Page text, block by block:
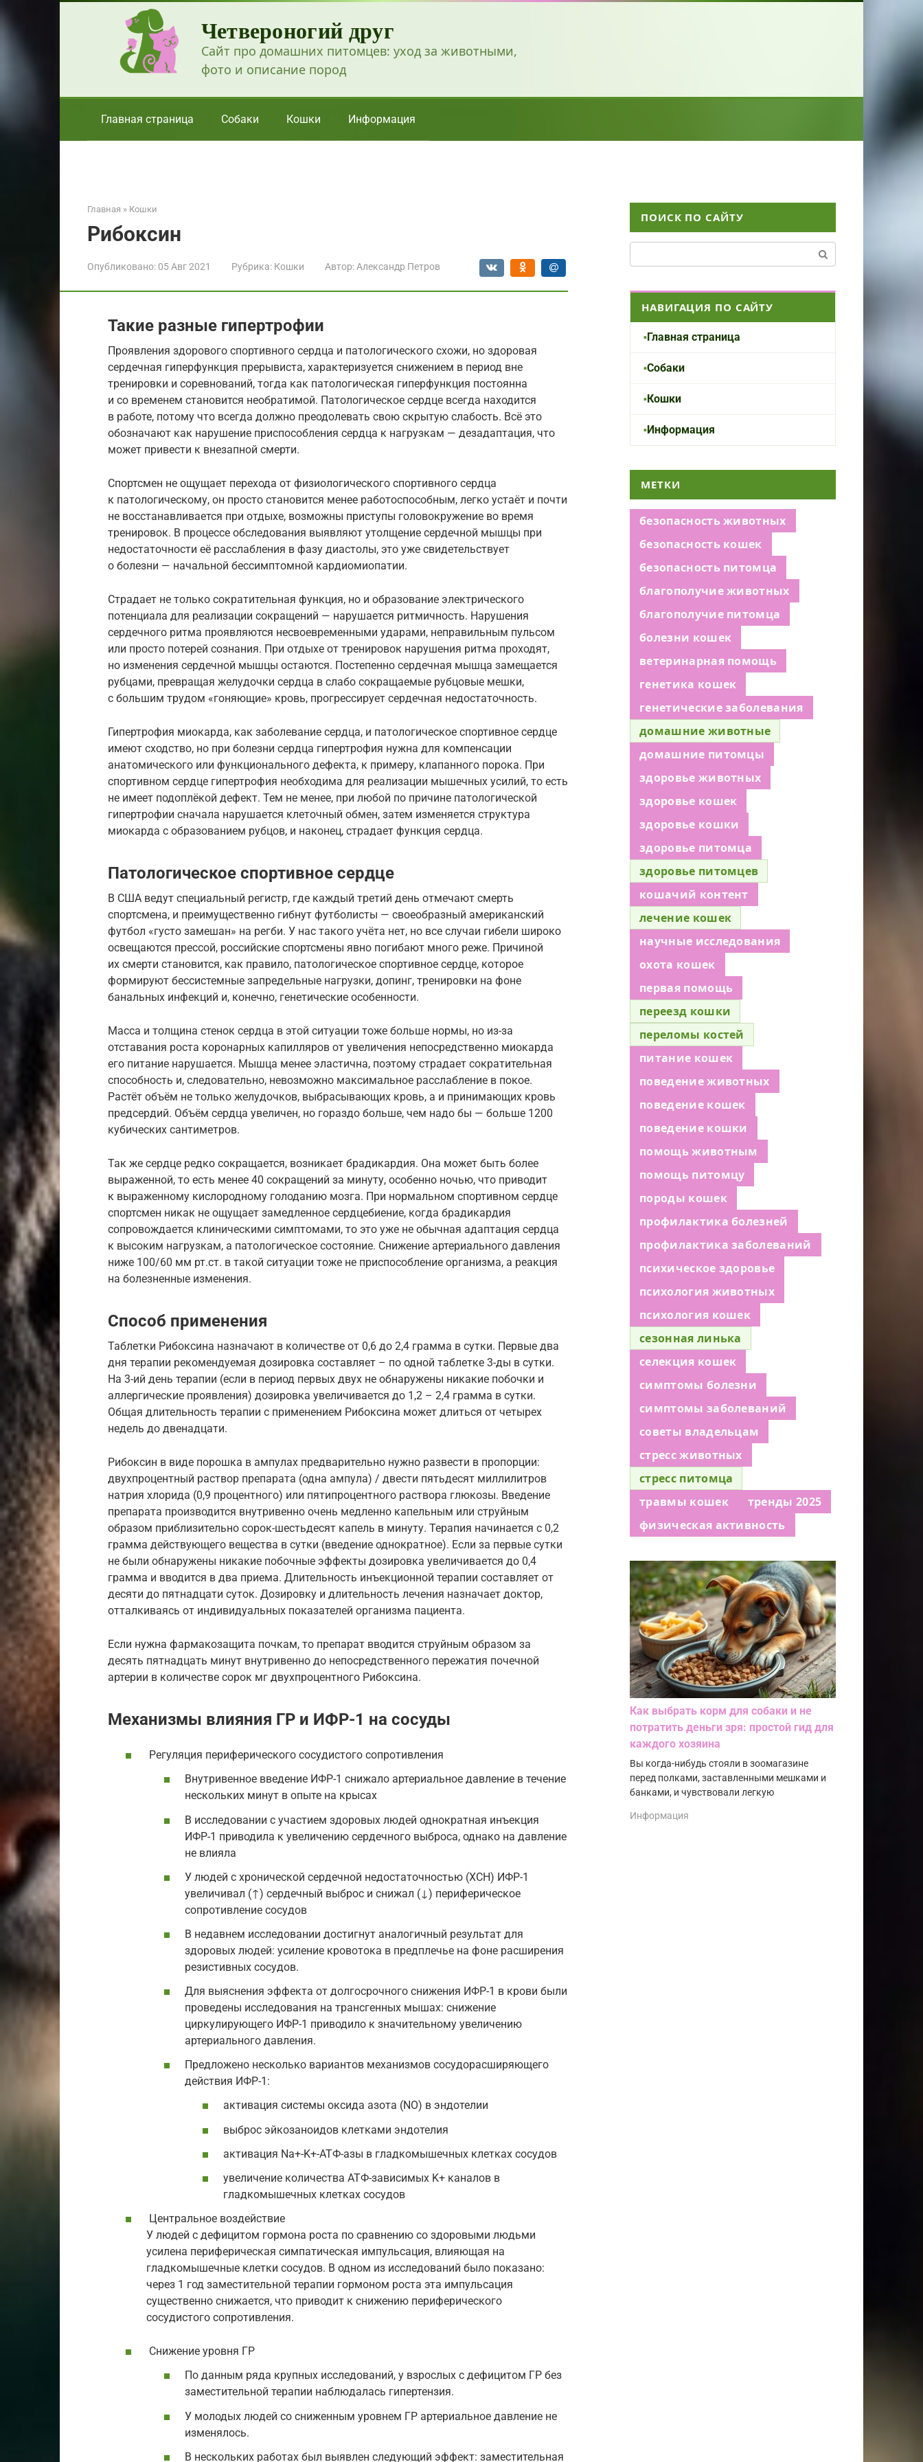
Четвероногий друг
Сайт про домашних питомцев: уход за животными,
фото и описание пород
Главная страница Собаки Кошки Информация
Главная » Кошки
Рибоксин
Опубликовано: 05 Авг 2021 Рубрика: Кошки Автор: Александр Петров
Такие разные гипертрофии
Проявления здорового спортивного сердца и патологического схожи, но здоровая
сердечная гиперфункция прерывиста, характеризуется снижением в период вне
тренировки и соревнований, тогда как патологическая гиперфункция постоянна
и со временем становится необратимой. Патологическое сердце всегда находится
в работе, потому что всегда должно преодолевать свою скрытую слабость. Всё это
обозначают как нарушение приспособления сердца к нагрузкам — дезадаптация, что
может привести к внезапной смерти.
Спортсмен не ощущает перехода от физиологического спортивного сердца
к патологическому, он просто становится менее работоспособным, легко устаёт и почти
не восстанавливается при отдыхе, возможны приступы головокружение во время
тренировок. В процессе обследования выявляют утолщение сердечной мышцы при
недостаточности её расслабления в фазу диастолы, это уже свидетельствует
о болезни — начальной бессимптомной кардиомиопатии.
Страдает не только сократительная функция, но и образование электрического
потенциала для реализации сокращений — нарушается ритмичность. Нарушения
сердечного ритма проявляются несвоевременными ударами, неправильным пульсом
или просто потерей сознания. При отдыхе от тренировок нарушения ритма проходят,
но изменения сердечной мышцы остаются. Постепенно сердечная мышца замещается
рубцами, превращая желудочки сердца в слабо сокращаемые рубцовые мешки,
с большим трудом «гоняющие» кровь, прогрессирует сердечная недостаточность.
Гипертрофия миокарда, как заболевание сердца, и патологическое спортивное сердце
имеют сходство, но при болезни сердца гипертрофия нужна для компенсации
анатомического или функционального дефекта, к примеру, клапанного порока. При
спортивном сердце гипертрофия необходима для реализации мышечных усилий, то есть
не имеет подоплёкой дефект. Тем не менее, при любой по причине патологической
гипертрофии сначала нарушается клеточный обмен, затем изменяется структура
миокарда с образованием рубцов, и наконец, страдает функция сердца.
Патологическое спортивное сердце
В США ведут специальный регистр, где каждый третий день отмечают смерть
спортсмена, и преимущественно гибнут футболисты — своеобразный американский
футбол «густо замешан» на регби. У нас такого учёта нет, но все случаи гибели широко
освещаются прессой, российские спортсмены явно погибают много реже. Причиной
их смерти становится, как правило, патологическое спортивное сердце, которое
формируют бессистемные запредельные нагрузки, допинг, тренировки на фоне
банальных инфекций и, конечно, генетические особенности.
Масса и толщина стенок сердца в этой ситуации тоже больше нормы, но из-за
отставания роста коронарных капилляров от увеличения непосредственно миокарда
его питание нарушается. Мышца менее эластична, поэтому страдает сократительная
способность и, следовательно, невозможно максимальное расслабление в покое.
Растёт объём не только желудочков, выбрасывающих кровь, а и принимающих кровь
предсердий. Объём сердца увеличен, но гораздо больше, чем надо бы — больше 1200
кубических сантиметров.
Так же сердце редко сокращается, возникает брадикардия. Она может быть более
выраженной, то есть менее 40 сокращений за минуту, особенно ночью, что приводит
к выраженному кислородному голоданию мозга. При нормальном спортивном сердце
спортсмен никак не ощущает замедленное сердцебиение, когда брадикардия
сопровождается клиническими симптомами, то это уже не обычная адаптация сердца
к высоким нагрузкам, а патологическое состояние. Снижение артериального давления
ниже 100/60 мм рт.ст. в такой ситуации тоже не приспособление организма, а реакция
на болезненные изменения.
Способ применения
Таблетки Рибоксина назначают в количестве от 0,6 до 2,4 грамма в сутки. Первые два
дня терапии рекомендуемая дозировка составляет – по одной таблетке 3-ды в сутки.
На 3-ий день терапии (если в период первых двух не обнаружены никакие побочки и
аллергические проявления) дозировка увеличивается до 1,2 – 2,4 грамма в сутки.
Общая длительность терапии с применением Рибоксина может длиться от четырех
недель до двенадцати.
Рибоксин в виде порошка в ампулах предварительно нужно развести в пропорции:
двухпроцентный раствор препарата (одна ампула) / двести пятьдесят миллилитров
натрия хлорида (0,9 процентного) или пятипроцентного раствора глюкозы. Введение
препарата производится внутривенно очень медленно капельным или струйным
образом приблизительно сорок-шестьдесят капель в минуту. Терапия начинается с 0,2
грамма действующего вещества в сутки (введение однократное). Если за первые сутки
не были обнаружены никакие побочные эффекты дозировка увеличивается до 0,4
грамма и вводится в два приема. Длительность инъекционной терапии составляет от
десяти до пятнадцати суток. Дозировку и длительность лечения назначает доктор,
отталкиваясь от индивидуальных показателей организма пациента.
Если нужна фармакозащита почкам, то препарат вводится струйным образом за
десять пятнадцать минут внутривенно до непосредственного пережатия почечной
артерии в количестве сорок мг двухпроцентного Рибоксина.
Механизмы влияния ГР и ИФР-1 на сосуды
Регуляция периферического сосудистого сопротивления
Внутривенное введение ИФР-1 снижало артериальное давление в течение
нескольких минут в опыте на крысах
В исследовании с участием здоровых людей однократная инъекция
ИФР-1 приводила к увеличению сердечного выброса, однако на давление
не влияла
У людей с хронической сердечной недостаточностью (ХСН) ИФР-1
увеличивал (↑) сердечный выброс и снижал (↓) периферическое
сопротивление сосудов
В недавнем исследовании достигнут аналогичный результат для
здоровых людей: усиление кровотока в предплечье на фоне расширения
резистивных сосудов.
Для выяснения эффекта от долгосрочного снижения ИФР-1 в крови были
проведены исследования на трансгенных мышах: снижение
циркулирующего ИФР-1 приводило к значительному увеличению
артериального давления.
Предложено несколько вариантов механизмов сосудорасширяющего
действия ИФР-1:
активация системы оксида азота (NO) в эндотелии
выброс эйкозаноидов клетками эндотелия
активация Na+-K+-АТФ-азы в гладкомышечных клетках сосудов
увеличение количества АТФ-зависимых K+ каналов в
гладкомышечных клетках сосудов
Центральное воздействие
У людей с дефицитом гормона роста по сравнению со здоровыми людьми
усилена периферическая симпатическая импульсация, влияющая на
гладкомышечные клетки сосудов. В одном из исследований было показано:
через 1 год заместительной терапии гормоном роста эта импульсация
существенно снижается, что приводит к снижению периферического
сосудистого сопротивления.
Снижение уровня ГР
По данным ряда крупных исследований, у взрослых с дефицитом ГР без
заместительной терапии наблюдалась гипертензия.
У молодых людей со сниженным уровнем ГР артериальное давление не
изменялось.
В нескольких работах был выявлен следующий эффект: заместительная
ПОИСК ПО САЙТУ
НАВИГАЦИЯ ПО САЙТУ
Главная страница
Собаки
Кошки
Информация
МЕТКИ
безопасность животных
безопасность кошек
безопасность питомца
благополучие животных
благополучие питомца
болезни кошек
ветеринарная помощь
генетика кошек
генетические заболевания
домашние животные
домашние питомцы
здоровье животных
здоровье кошек
здоровье кошки
здоровье питомца
здоровье питомцев
кошачий контент
лечение кошек
научные исследования
охота кошек
первая помощь
переезд кошки
переломы костей
питание кошек
поведение животных
поведение кошек
поведение кошки
помощь животным
помощь питомцу
породы кошек
профилактика болезней
профилактика заболеваний
психическое здоровье
психология животных
психология кошек
сезонная линька
селекция кошек
симптомы болезни
симптомы заболеваний
советы владельцам
стресс животных
стресс питомца
травмы кошек
тренды 2025
физическая активность
Как выбрать корм для собаки и не
потратить деньги зря: простой гид для
каждого хозяина
Вы когда-нибудь стояли в зоомагазине
перед полками, заставленными мешками и
банками, и чувствовали легкую
Информация